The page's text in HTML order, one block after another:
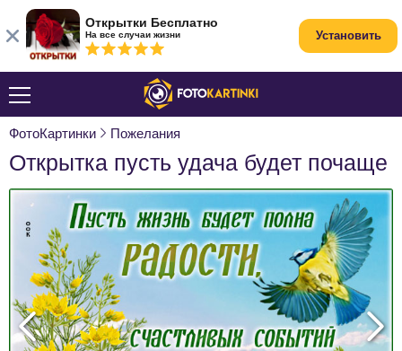
ФотоКартинки Пожелания
Открытка пусть удача будет почаще
Открытки Бесплатно
На все случаи жизни Установить